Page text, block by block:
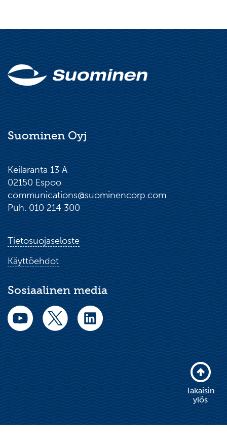
Suominen Oyj
Keilaranta 13 A
02150 Espoo
communications@suominencorp.com
Puh. 010 214 300
Tietosuojaseloste
Käyttöehdot
Sosiaalinen media
Takaisin
ylös